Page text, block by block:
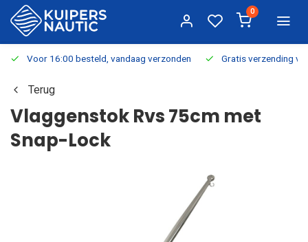
0
Voor 16:00 besteld, vandaag verzonden Gratis verzending
Terug
Vlaggenstok Rvs 75cm met
Snap-Lock